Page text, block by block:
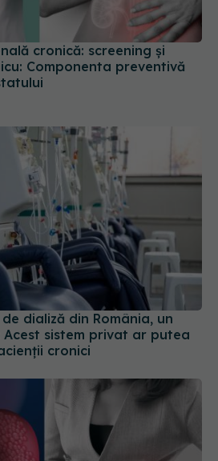
Componenta preventivă
Acest sistem privat ar putea
cronici